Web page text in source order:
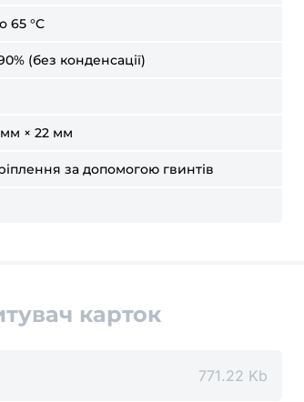
65 °C
(без конденсації)
мм × 22 мм
за допомогою гвинтів
карток
771.22 Kb